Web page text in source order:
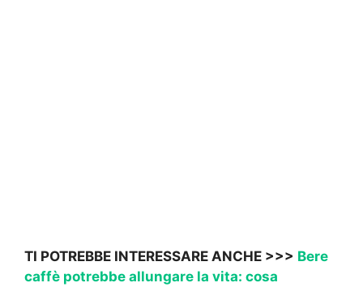
TI POTREBBE INTERESSARE ANCHE >>> Bere
caffè potrebbe allungare la vita: cosa